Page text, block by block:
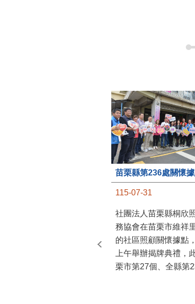
115-07-31
社團法人苗栗縣桐欣
務協會在苗栗市維祥
的社區照顧關懷據點
上午舉辦揭牌典禮，
栗市第27個、全縣第